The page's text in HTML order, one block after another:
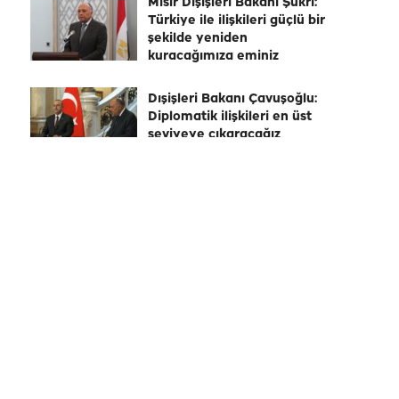
Mısır Dışişleri Bakanı Şükri:
Türkiye ile ilişkileri güçlü bir
şekilde yeniden
kuracağımıza eminiz
Dışişleri Bakanı Çavuşoğlu:
Diplomatik ilişkileri en üst
seviyeye çıkaracağız